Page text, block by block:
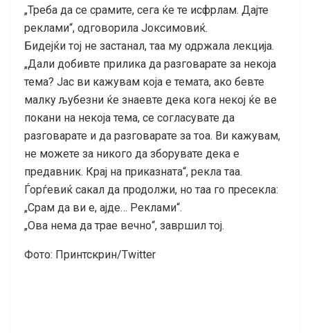
„Треба да се срамите, сега ќе те исфрлам. Дајте
реклами“, одговорила Јоксимовиќ.
Бидејќи тој не застанал, таа му одржала лекција.
„Дали добивте прилика да разговарате за некоја
тема? Јас ви кажувам која е темата, ако бевте
малку љубезни ќе знаевте дека кога некој ќе ве
покани на некоја тема, се согласувате да
разговарате и да разговарате за тоа. Ви кажувам,
не можете за никого да зборувате дека е
предавник. Крај на приказната“, рекла таа.
Ѓорѓевиќ сакал да продолжи, но таа го пресекла:
„Срам да ви е, ајде… Реклами“.
„Ова нема да трае вечно“, завршил тој.
Фото: Принтскрин/Twitter